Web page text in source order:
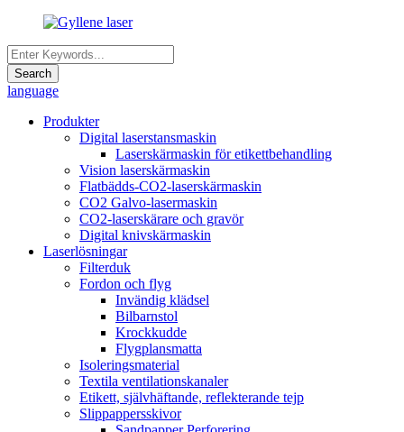
language
Produkter
Digital laserstansmaskin
Laserskärmaskin för etikettbehandling
Vision laserskärmaskin
Flatbädds-CO2-laserskärmaskin
CO2 Galvo-lasermaskin
CO2-laserskärare och gravör
Digital knivskärmaskin
Laserlösningar
Filterduk
Fordon och flyg
Invändig klädsel
Bilbarnstol
Krockkudde
Flygplansmatta
Isoleringsmaterial
Textila ventilationskanaler
Etikett, självhäftande, reflekterande tejp
Slippappersskivor